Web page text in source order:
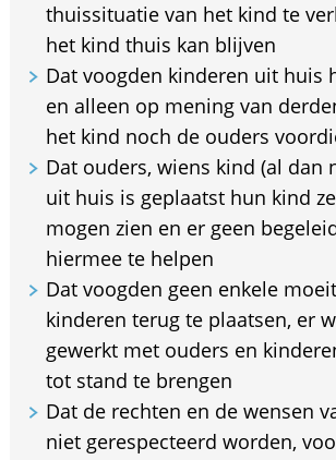
thuissituatie van het kind te
het kind thuis kan blijven
Dat voogden kinderen uit huis
en alleen op mening van
het kind noch de ouders
Dat ouders, wiens kind (al dan
uit huis is geplaatst hun kind
mogen zien en er geen
hiermee te helpen
Dat voogden geen enkele
kinderen terug te plaatsen, er
gewerkt met ouders en
tot stand te brengen
Dat de rechten en de wensen
niet gerespecteerd worden,